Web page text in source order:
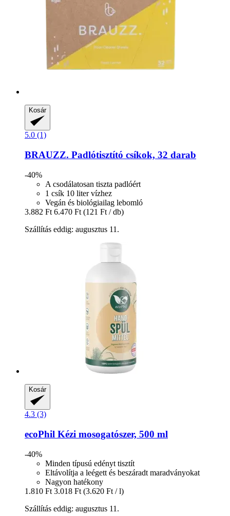
Kosár
5.0 (1)
BRAUZZ. Padlótisztító csíkok, 32 darab
-40%
A csodálatosan tiszta padlóért
1 csík 10 liter vízhez
Vegán és biológiailag lebomló
3.882 Ft 6.470 Ft (121 Ft / db)
Szállítás eddig: augusztus 11.
Kosár
4.3 (3)
ecoPhil Kézi mosogatószer, 500 ml
-40%
Minden típusú edényt tisztít
Eltávolítja a leégett és beszáradt maradványokat
Nagyon hatékony
1.810 Ft 3.018 Ft (3.620 Ft / l)
Szállítás eddig: augusztus 11.